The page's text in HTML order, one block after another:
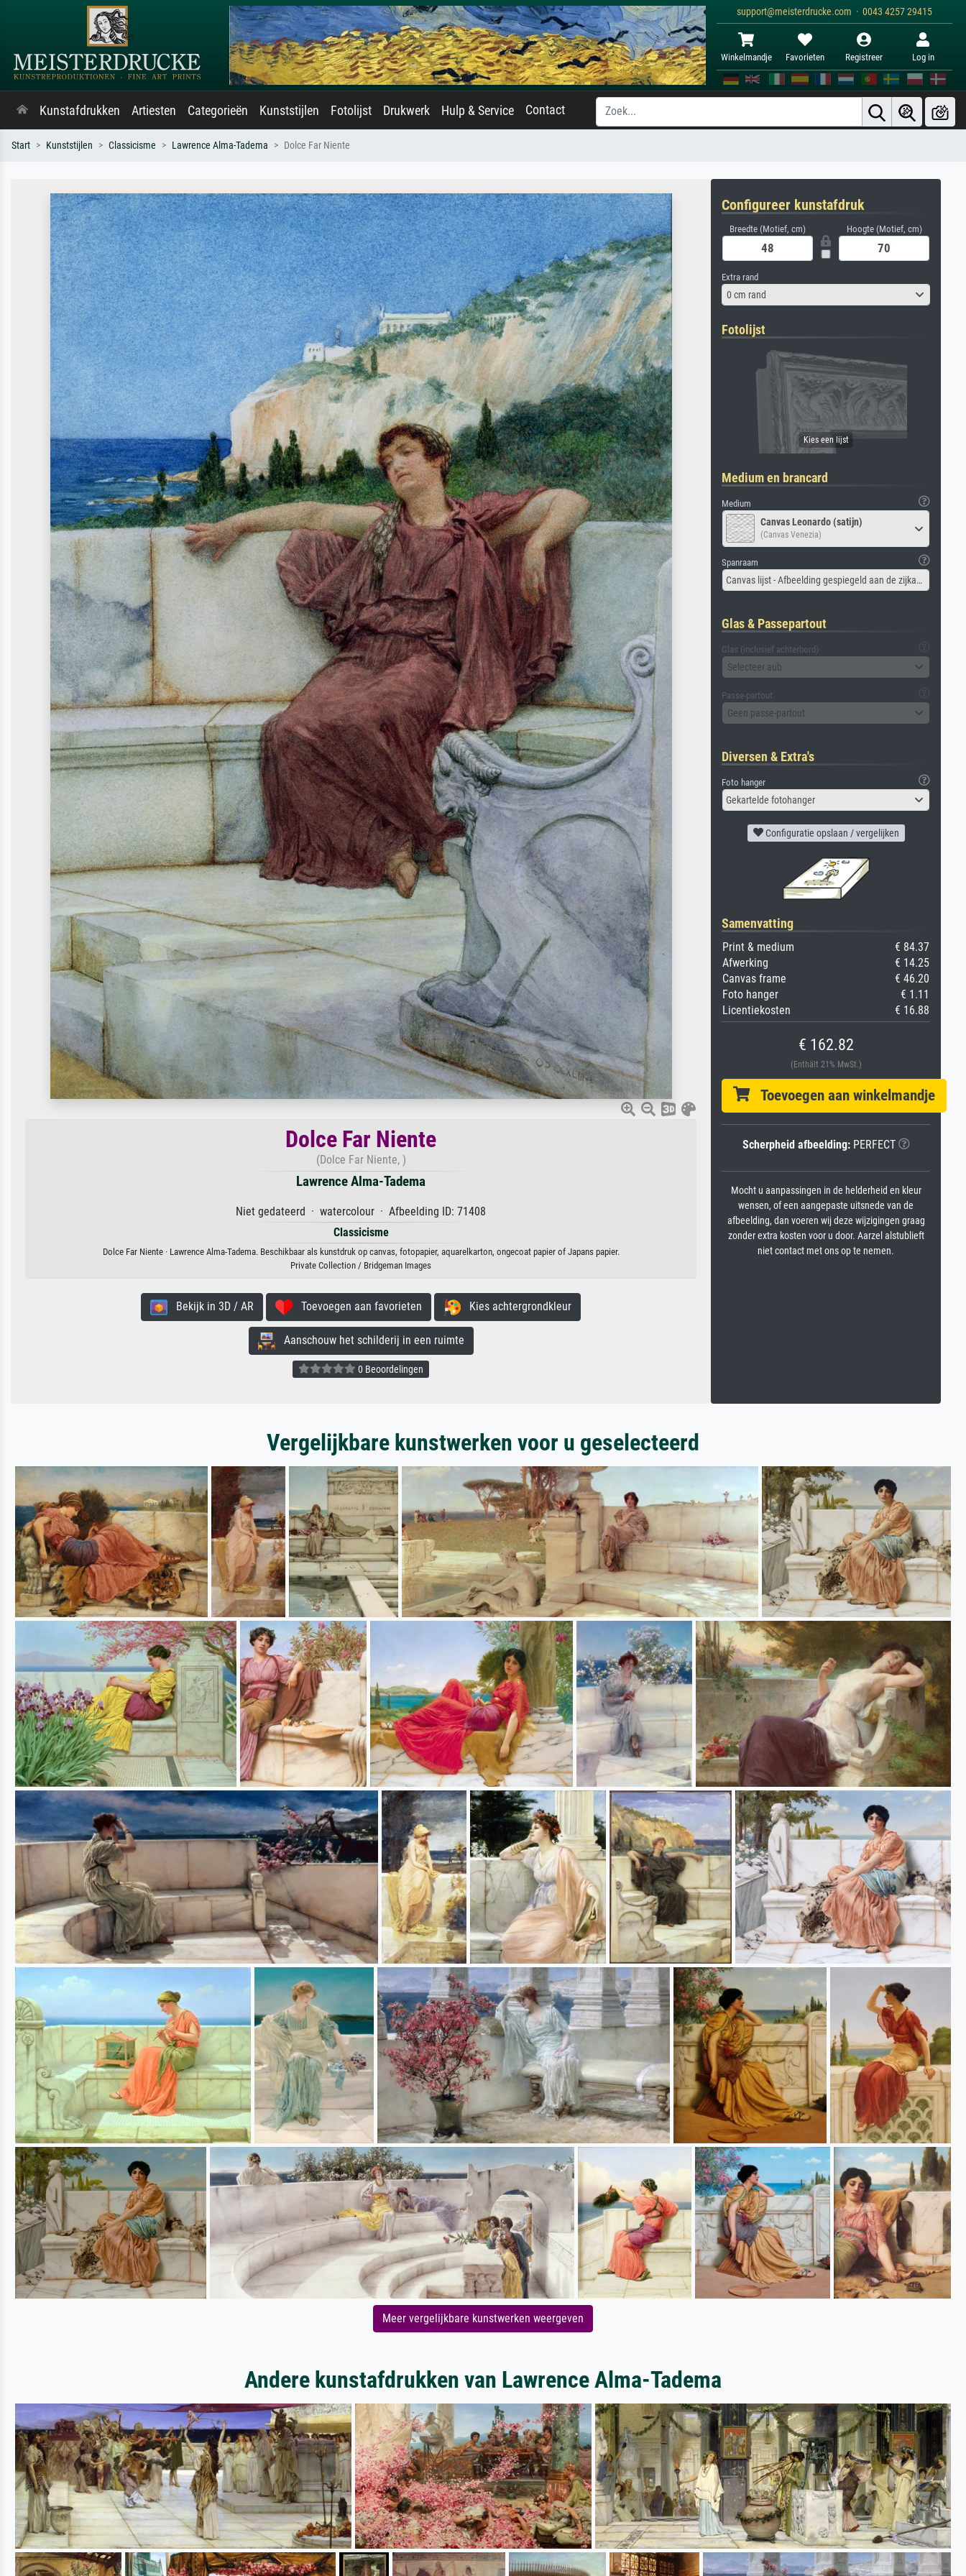
support@meisterdrucke.com · 0043 4257 29415
Winkelmandje Favorieten Registreer Log in
Kunstafdrukken Artiesten Categorieën Kunststijlen Fotolijst Drukwerk Hulp & Service Contact
Start Kunststijlen Classicisme Lawrence Alma-Tadema Dolce Far Niente
Dolce Far Niente
(Dolce Far Niente, )
Lawrence Alma-Tadema
Niet gedateerd · watercolour · Afbeelding ID: 71408
Classicisme
Dolce Far Niente · Lawrence Alma-Tadema. Beschikbaar als kunstdruk op canvas, fotopapier, aquarelkarton, ongecoat papier of Japans papier.
Private Collection / Bridgeman Images
Bekijk in 3D / AR Toevoegen aan favorieten Kies achtergrondkleur
Aanschouw het schilderij in een ruimte
0 Beoordelingen
Configureer kunstafdruk
Breedte (Motief, cm) Hoogte (Motief, cm)
Extra rand
0 cm rand
Fotolijst
Medium en brancard
Medium
Canvas Leonardo (satijn)
(Canvas Venezia)
Spanraam
Canvas lijst - Afbeelding gespiegeld aan de zijkant
Glas & Passepartout
Glas (inclusief achterbord)
Selecteer aub
Passe-partout
Geen passe-partout
Diversen & Extra's
Foto hanger
Gekartelde fotohanger
Configuratie opslaan / vergelijken
Samenvatting
Print & medium
€ 84.37
Afwerking
€ 14.25
Canvas frame
€ 46.20
Foto hanger
€ 1.11
Licentiekosten
€ 16.88
€ 162.82
(Enthält 21% MwSt.)
Toevoegen aan winkelmandje
Scherpheid afbeelding:PERFECT
Mocht u aanpassingen in de helderheid en kleur
wensen, of een aangepaste uitsnede van de
afbeelding, dan voeren wij deze wijzigingen graag
zonder extra kosten voor u door. Aarzel alstublieft
niet contact met ons op te nemen.
Vergelijkbare kunstwerken voor u geselecteerd
Meer vergelijkbare kunstwerken weergeven
Andere kunstafdrukken van Lawrence Alma-Tadema